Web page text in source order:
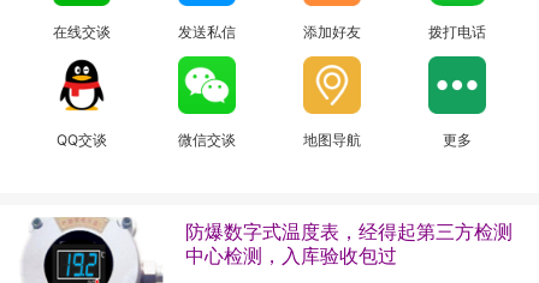
在线交谈 发送私信 添加好友 拨打电话
QQ交谈 微信交谈 地图导航 更多
防爆数字式温度表，经得起第三方检测
中心检测，入库验收包过